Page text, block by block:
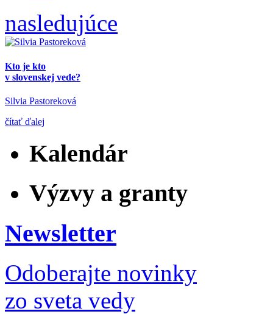
nasledujúce
Kto je kto
v slovenskej vede?
Silvia Pastoreková
čítať ďalej
Kalendár
Výzvy a granty
Newsletter
Odoberajte novinky
zo sveta vedy